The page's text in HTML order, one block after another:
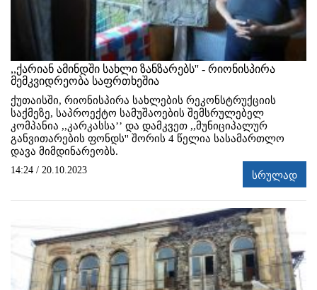
,,ქარიან ამინდში სახლი ზანზარებს'' - რიონისპირა
მემკვიდრეობა საფრთხეშია
ქუთაისში, რიონისპირა სახლების რეკონსტრუქციის
საქმეზე, საპროექტო სამუშაოების შემსრულებელ
კომპანია ,,კარკასსა’’ და დამკვეთ ,,მუნიციპალურ
განვითარების ფონდს'' შორის 4 წელია სასამართლო
დავა მიმდინარეობს.
14:24 / 20.10.2023 სრულად